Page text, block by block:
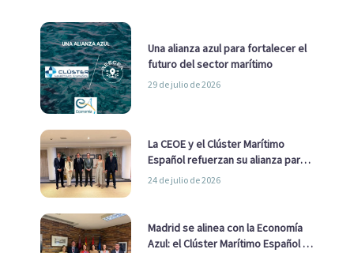
Una alianza azul para fortalecer el
futuro del sector marítimo
29 de julio de 2026
La CEOE y el Clúster Marítimo
Español refuerzan su alianza para
impulsar una estrategia Nacional
24 de julio de 2026
Madrid se alinea con la Economía
Azul: el Clúster Marítimo Español y